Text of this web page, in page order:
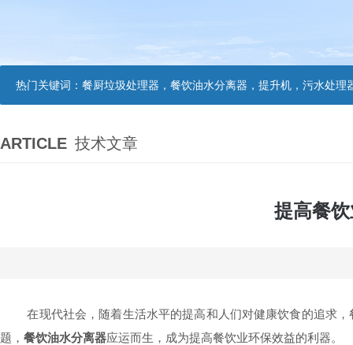
热门关键词： 餐厨垃圾处理器，餐饮油水分离器，提升机，污水处理
ARTICLE 技术文章
提高餐
在现代社会，随着生活水平的提高和人们对健康饮食的追求，
题， 餐饮油水分离器应运而生，成为提高餐饮业环保效益的利器。